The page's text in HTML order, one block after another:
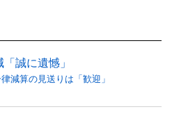
誠に遺憾」
減算の見送りは「歓迎」